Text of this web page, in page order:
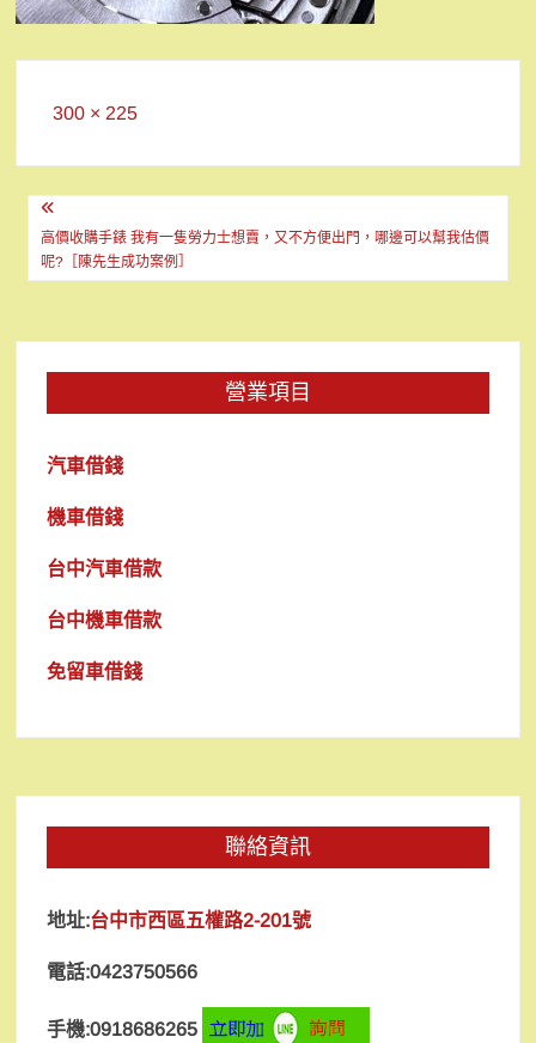
Full
300 × 225
文
章
導
覽
高價收購手錶 我有一隻勞力士想賣，又不方便出門，哪邊可以幫我估價
呢?［陳先生成功案例］
營業項目
汽車借錢
機車借錢
台中汽車借款
台中機車借款
免留車借錢
聯絡資訊
地址:台中市西區五權路2-201號
電話:0423750566
手機:0918686265